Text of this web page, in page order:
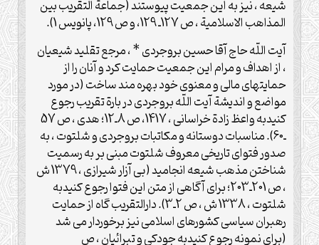
شیعه ، نیز به این جمعیت پیوستند (جماعة التقریب بین
المذاهب الاسلامیة ، ص 127ـ 129، و ص 129، پانویس 1).
آیت اللّه حاج آقا حسین بروجردی * ، مرجع تقلید شیعیان
، از اهداف و مرام این جمعیت حمایت کرد و آنان را از
حمایتهای مالی و معنوی خود بهره مند ساخت (در مورد
مواضع و اندیشة آیت اللّه بروجردی در بارة تقریب رجوع
کنیدبه واعظ زادة خراسانی ، 1417، ص 8ـ12؛ هدی ، ص 57
ـ60). مناسبات دوستانه و مکاتبات بروجردی و شلتوت ، به
صدور فتوای تاریخی معروف شلتوت مبنی بر به رسمیت
شناختن مذهب شیعه انجامید (بی آزار شیرازی ، 1379 ش
، ص 201ـ203؛ برای آگاهی از متن این فتوا رجوع کنیدبه
شلتوت ، 1338 ش ، ص 2ـ3). دارالتقریب گاه از حمایت
رهبران سیاسی کشورهای اسلامی نیز برخوردار می شد
(برای نمونه رجوع کنیدبه جودکی و تبرائیان ، ص